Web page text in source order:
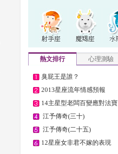
熱文排行 心理測驗
臭屁王是誰？
2013星座流年情感預報
14主星型老闆百變應對法寶
江予傳奇(三十)
江予傳奇(二十五)
12星座女非君不嫁的表現